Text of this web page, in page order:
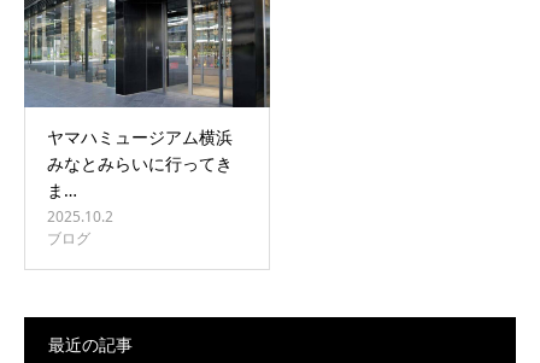
ヤマハミュージアム横浜
みなとみらいに行ってき
ま…
2025.10.2
ブログ
最近の記事